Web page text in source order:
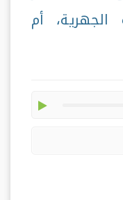
أم